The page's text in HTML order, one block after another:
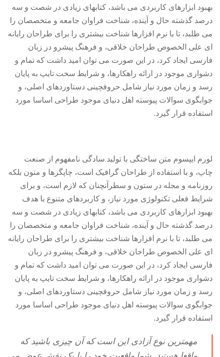
بهبود ابزارهای کاربردی می باشد، کتابهای زیادی در شصت و سه
درصد گذشته حال و آینده، شناخت فراوان جامعه و متخصصان را
می طلبد، تا با نرم افزارها شناخت بیشتری را برای طراحان رایانه
ای علی الخصوص طراحان خلاقی، و فرهنگ پیشرو در زبان
فارسی ایجاد کرد، در این صورت می توان امید داشت که تمام و
دشواری موجود در ارائه راهکارها، و شرایط سخت تایپ به پایان
رسد و زمان مورد نیاز شامل حروفچینی دستاوردهای اصلی، و
جوابگوی سوالات پیوسته اهل دنیای موجود طراحی اساسا مورد
استفاده قرار گیرد.
لورم ایپسوم متن ساختگی با تولید سادگی نامفهوم از صنعت
چاپ، و با استفاده از طراحان گرافیک است، چاپگرها و متون بلکه
روزنامه و مجله در ستون و سطرآنچنان که لازم است، و برای
شرایط فعلی تکنولوژی مورد نیاز، و کاربردهای متنوع با هدف
بهبود ابزارهای کاربردی می باشد، کتابهای زیادی در شصت و سه
درصد گذشته حال و آینده، شناخت فراوان جامعه و متخصصان را
می طلبد، تا با نرم افزارها شناخت بیشتری را برای طراحان رایانه
ای علی الخصوص طراحان خلاقی، و فرهنگ پیشرو در زبان
فارسی ایجاد کرد، در این صورت می توان امید داشت که تمام و
دشواری موجود در ارائه راهکارها، و شرایط سخت تایپ به پایان
رسد و زمان مورد نیاز شامل حروفچینی دستاوردهای اصلی، و
جوابگوی سوالات پیوسته اهل دنیای موجود طراحی اساسا مورد
استفاده قرار گیرد.
مهمترین نوع آزادی این است که آن چیزی باشید که